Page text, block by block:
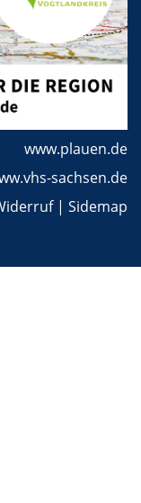
www.plauen.de
sachsen.de
| Sidemap